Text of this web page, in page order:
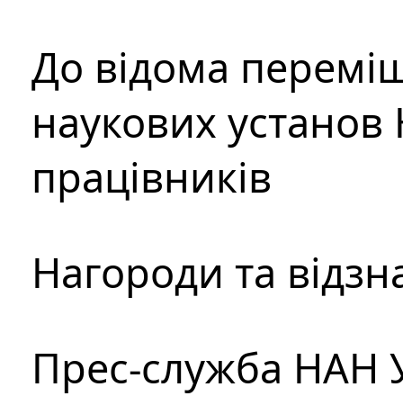
До відома
наукових установ
працівників
Нагороди та
Прес-служба НАН